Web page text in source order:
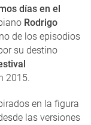
días en el
Rodrigo
de los episodios
su destino
2015.
en la figura
las versiones